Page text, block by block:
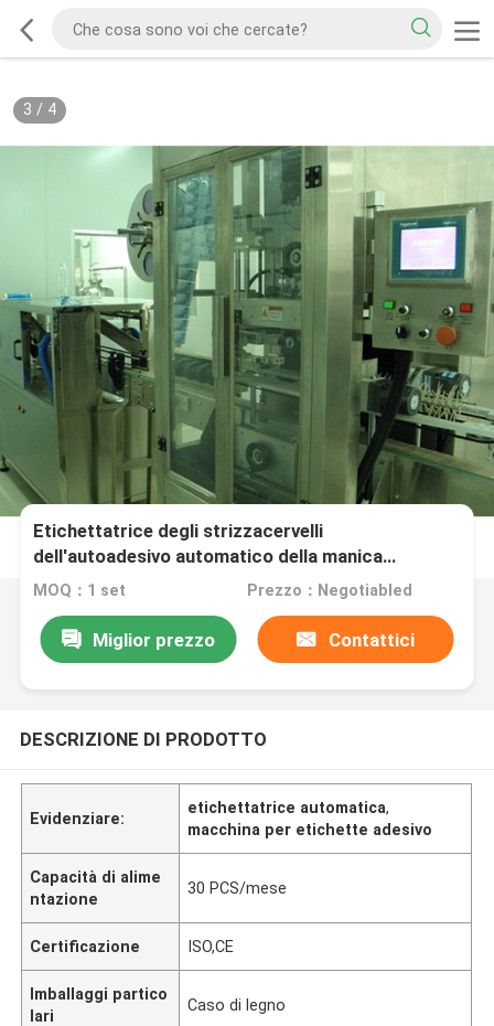
3 / 4
Etichettatrice degli strizzacervelli
dell'autoadesivo automatico della manica
approvazione del CE dell'acciaio inossidabile
MOQ：1 set Prezzo：Negotiabled
Miglior prezzo Contattici
DESCRIZIONE DI PRODOTTO
Evidenziare:
etichettatrice automatica,
macchina per etichette adesivo
Capacità di alime
ntazione
30 PCS/mese
Certificazione ISO,CE
Imballaggi partico
lari
Caso di legno